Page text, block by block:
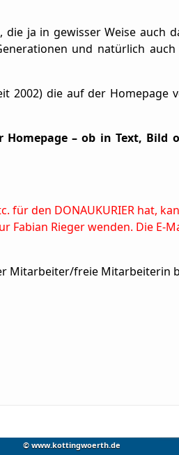
© www.kottingwoerth.de
ja in gewisser Weise auch
und natürlich
2002) die auf der Homepage
– ob in Text, Bild
für den DONAUKURIER hat,
Rieger wenden. Die E-
Mitarbeiter/freie Mitarbeiterin